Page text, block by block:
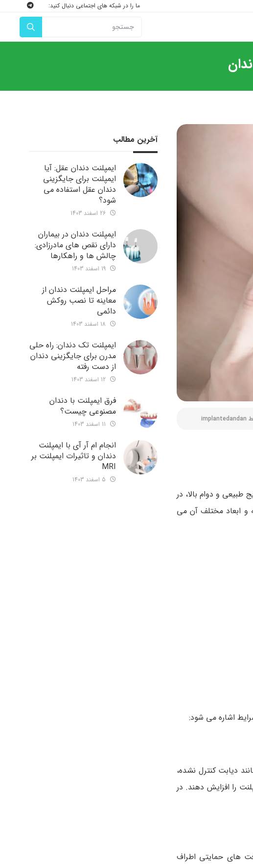
ما را در شبکه های اجتماعی دنبال کنید:
implantedandan
طبیعی و دوام بالا، در
و ابعاد مختلف آن می
اشاره می شود:
دیابت کنترل نشده،
را افزایش دهند. در
های حمایتی اطراف
آخرین مطالب
ایمپلنت دندان عقل: آیا
ایمپلنت برای جایگزینی
دندان عقل استفاده می
شود؟
ایمپلنت دندان در بیماران
دارای نقص های مادرزادی:
چالش ها و راهکارها
مراحل ایمپلنت دندان از
معاینه تا نصب روکش
دائمی
ایمپلنت تک دندان: راه حلی
مدرن برای جایگزینی دندان
از دست رفته
فرق ایمپلنت با دندان
مصنوعی چیست؟
انجام ام آر آی با ایمپلنت
دندان و تاثیرات ایمپلنت بر
MRI